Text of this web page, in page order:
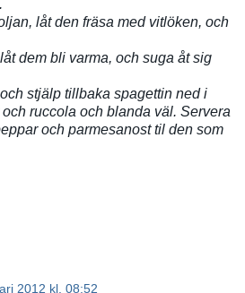
låt den fräsa med vitlöken, och
dem bli varma, och suga åt sig
stjälp tillbaka spagettin ned i
ruccola och blanda väl. Servera
och parmesanost til den som
2012 kl. 08:52